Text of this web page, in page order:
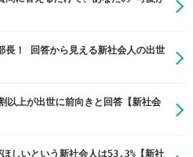
長！ 回答から見える新社会人の出世
以上が出世に前向きと回答【新社会
しいという新社会人は53.3%【新社